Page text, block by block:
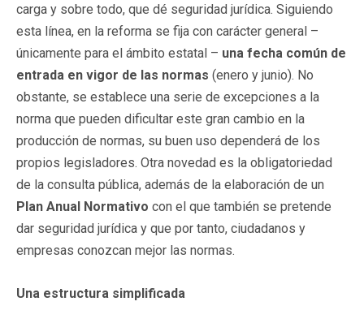
carga y sobre todo, que dé seguridad jurídica. Siguiendo
esta línea, en la reforma se fija con carácter general –
únicamente para el ámbito estatal – una fecha común de
entrada en vigor de las normas (enero y junio). No
obstante, se establece una serie de excepciones a la
norma que pueden dificultar este gran cambio en la
producción de normas, su buen uso dependerá de los
propios legisladores. Otra novedad es la obligatoriedad
de la consulta pública, además de la elaboración de un
Plan Anual Normativo con el que también se pretende
dar seguridad jurídica y que por tanto, ciudadanos y
empresas conozcan mejor las normas.
Una estructura simplificada